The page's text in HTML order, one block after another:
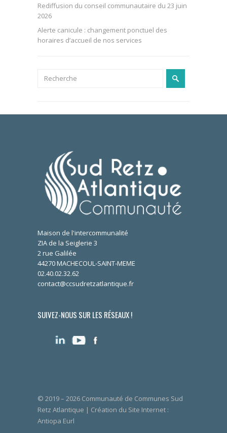
Rediffusion du conseil communautaire du 23 juin
2026
Alerte canicule : changement ponctuel des
horaires d’accueil de nos services
Maison de l'intercommunalité
ZIA de la Seiglerie 3
2 rue Galilée
44270 MACHECOUL-SAINT-MEME
02.40.02.32.62
contact@ccsudretzatlantique.fr
SUIVEZ-NOUS SUR LES RÉSEAUX !
© 2019 – 2026 Communauté de Communes Sud
Retz Atlantique | Création du Site Internet :
Antiopa Eurl